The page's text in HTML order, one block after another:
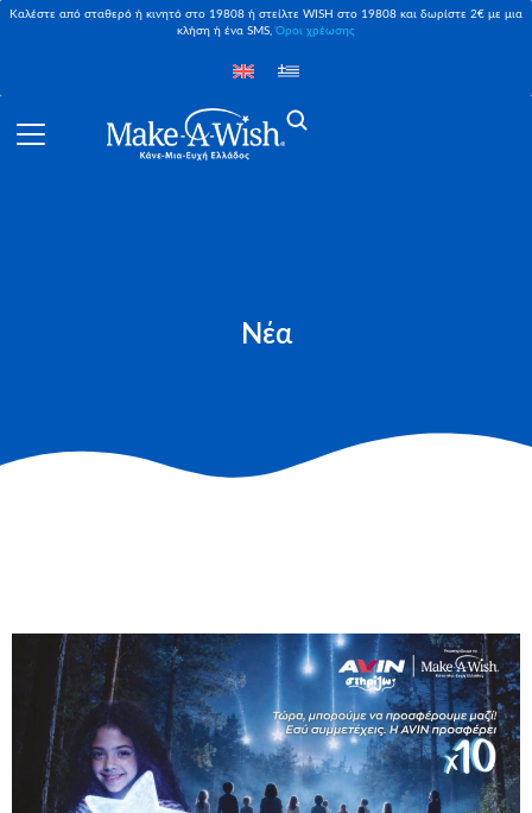
Καλέστε από σταθερό ή κινητό στο 19808 ή στείλτε WISH στο 19808 και δωρίστε 2€ με μια
κλήση ή ένα SMS,Όροι χρέωσης
Νέα